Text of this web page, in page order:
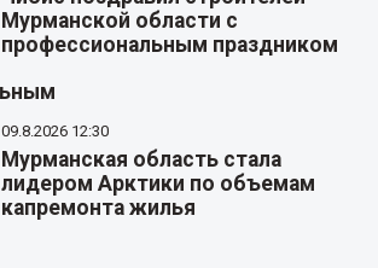
Мурманской области с
профессиональным праздником
09.8.2026 12:30
Мурманская область стала
лидером Арктики по объемам
капремонта жилья